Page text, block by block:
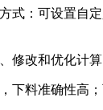
：可设置自
修改和优化计算
料准确性高